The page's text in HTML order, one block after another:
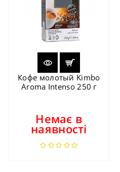
Кофе молотый Kimbo
Aroma Intenso 250 г
Немає в
наявності